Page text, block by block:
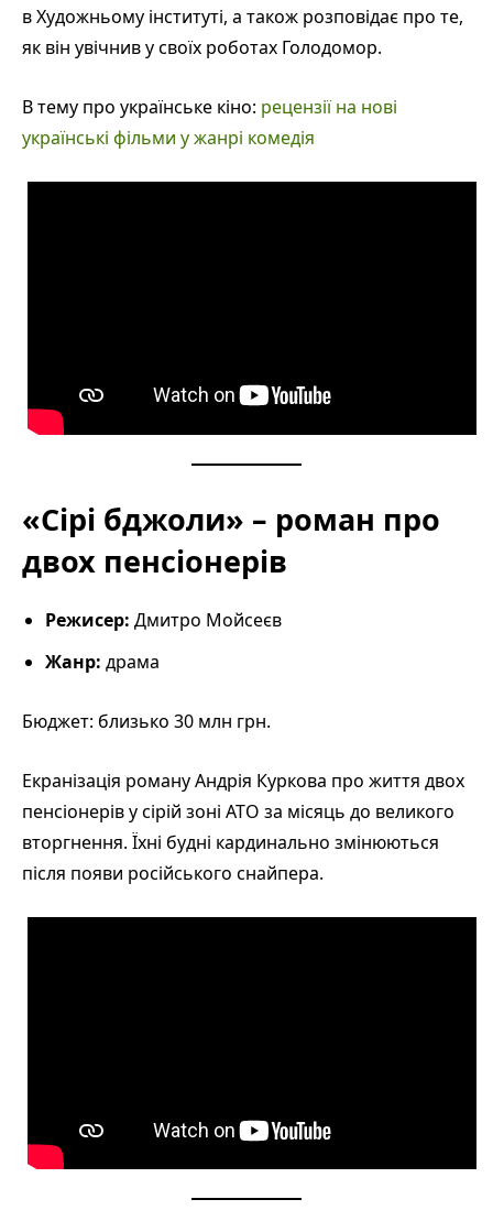
в Художньому інституті, а також розповідає про те,
як він увічнив у своїх роботах Голодомор.
В тему про українське кіно: рецензії на нові
українські фільми у жанрі комедія
«Сірі бджоли» – роман про
двох пенсіонерів
Режисер: Дмитро Мойсеєв
Жанр: драма
Бюджет: близько 30 млн грн.
Екранізація роману Андрія Куркова про життя двох
пенсіонерів у сірій зоні АТО за місяць до великого
вторгнення. Їхні будні кардинально змінюються
після появи російського снайпера.